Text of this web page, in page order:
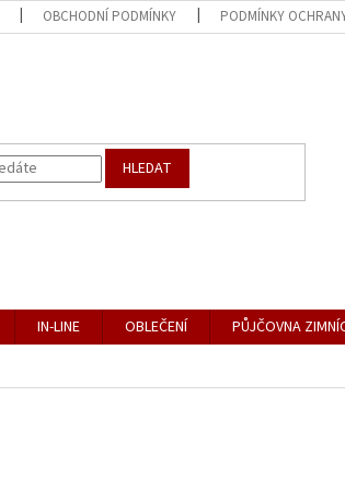
OBCHODNÍ PODMÍNKY PODMÍNKY
HLEDAT
IN-LINE OBLEČENÍ PŮJČOVNA